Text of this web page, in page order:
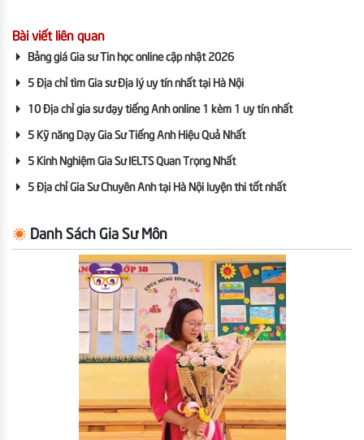
Bài viết liên quan
Bảng giá Gia sư Tin học online cập nhật 2026
5 Địa chỉ tìm Gia sư Địa lý uy tín nhất tại Hà Nội
10 Địa chỉ gia sư dạy tiếng Anh online 1 kèm 1 uy tín nhất
5 Kỹ năng Dạy Gia Sư Tiếng Anh Hiệu Quả Nhất
5 Kinh Nghiệm Gia Sư IELTS Quan Trọng Nhất
5 Địa chỉ Gia Sư Chuyên Anh tại Hà Nội luyện thi tốt nhất
Danh Sách Gia Sư Môn